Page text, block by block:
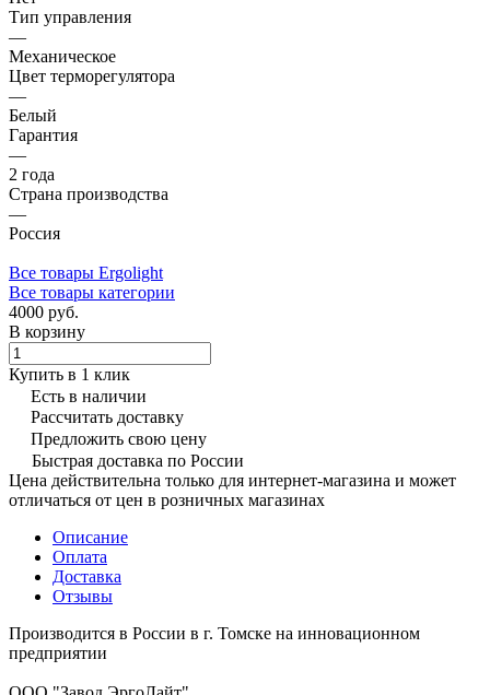
Тип управления
—
Механическое
Цвет терморегулятора
—
Белый
Гарантия
—
2 года
Страна производства
—
Россия
Все товары Ergolight
Все товары категории
4000 руб.
В корзину
Купить в 1 клик
Есть в наличии
Рассчитать доставку
Предложить свою цену
Быстрая доставка по России
Цена действительна только для интернет-магазина и может
отличаться от цен в розничных магазинах
Описание
Оплата
Доставка
Отзывы
Производится в России в г. Томске на инновационном
предприятии